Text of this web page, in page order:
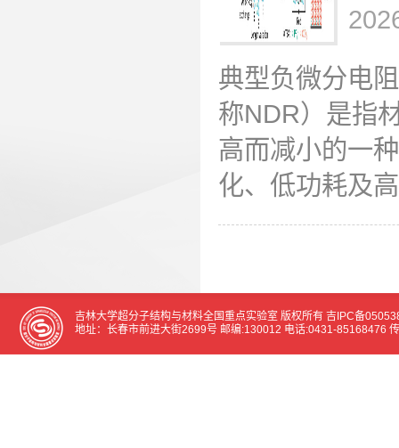
典型负微分电
称NDR）是指
高而减小的一
化、低功耗及
吉林大学超分子结构与材料全国重点实验室 版权所有 吉IPC备
地址：长春市前进大街2699号 邮编:130012 电话:0431-85168476